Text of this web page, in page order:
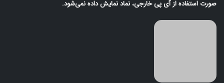
صورت استفاده از آی‌ پی خارجی، نماد نمایش داده نمی‌شود.